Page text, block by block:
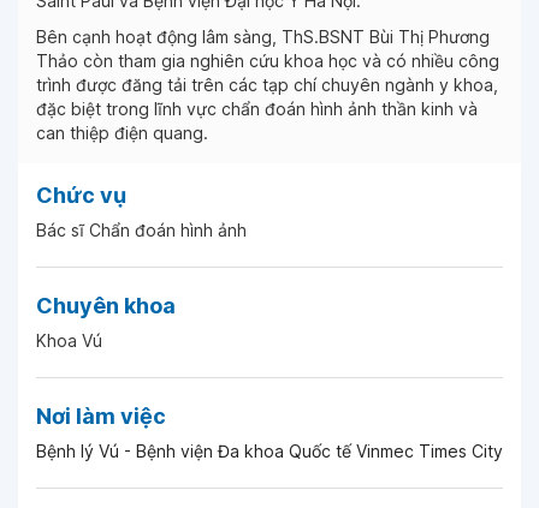
Bên cạnh hoạt động lâm sàng, ThS.BSNT Bùi Thị Phương
Thảo còn tham gia nghiên cứu khoa học và có nhiều công
trình được đăng tải trên các tạp chí chuyên ngành y khoa,
đặc biệt trong lĩnh vực chẩn đoán hình ảnh thần kinh và
can thiệp điện quang.
Chức vụ
Bác sĩ Chẩn đoán hình ảnh
Chuyên khoa
Khoa Vú
Nơi làm việc
Bệnh lý Vú - Bệnh viện Đa khoa Quốc tế Vinmec Times City